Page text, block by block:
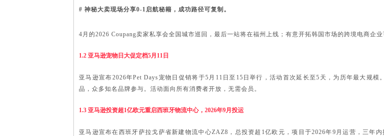
# 神秘大卖现场分享0-1启航秘籍，成功路径可复制。
4月的2026 Coupang卖家私享会全国城市巡回，最后一站将在福州上线；有意开拓韩国市场的跨境电商企
1.2 亚马逊宠物日大促定档5月11日
亚马逊宣布2026年Pet Days宠物日促销将于5月11日至15日举行，活动首次延长至5天，为历年最大规
品，众多知名品牌参与。活动面向所有消费者开放，无需会员。
1.3 亚马逊投资超1亿欧元重启西班牙物流中心，2026年9月投运
亚马逊宣布在西班牙萨拉戈萨省新建物流中心ZAZ8，总投资超1亿欧元，项目于2026年9月运营，三年